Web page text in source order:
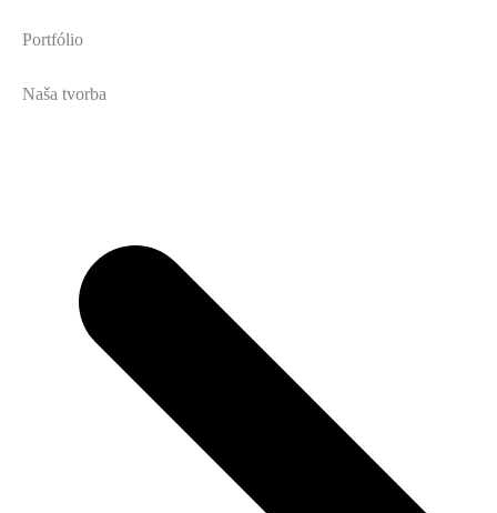
Portfólio
Naša tvorba